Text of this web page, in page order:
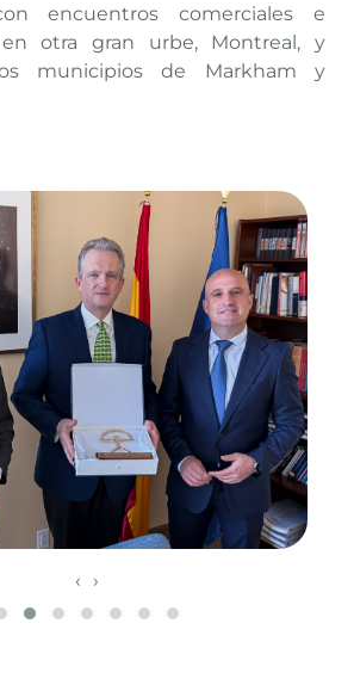
encuentros comerciales e
en otra gran urbe, Montreal, y
municipios de Markham y
‹ ›